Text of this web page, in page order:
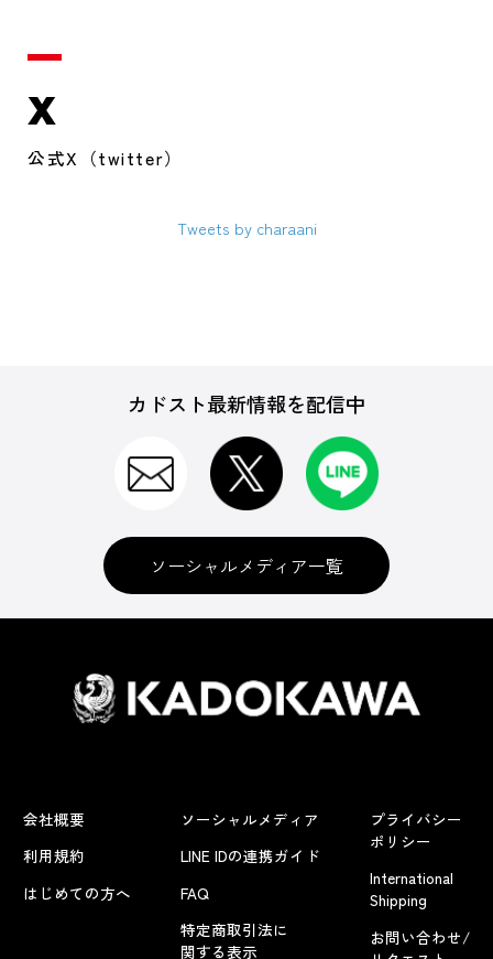
X
公式X（twitter）
Tweets by charaani
カドスト最新情報を配信中
ソーシャルメディア一覧
会社概要
利用規約
はじめての方へ
ソーシャルメディア
LINE IDの連携ガイド
FAQ
特定商取引法に
関する表示
プライバシー
ポリシー
International
Shipping
お問い合わせ/